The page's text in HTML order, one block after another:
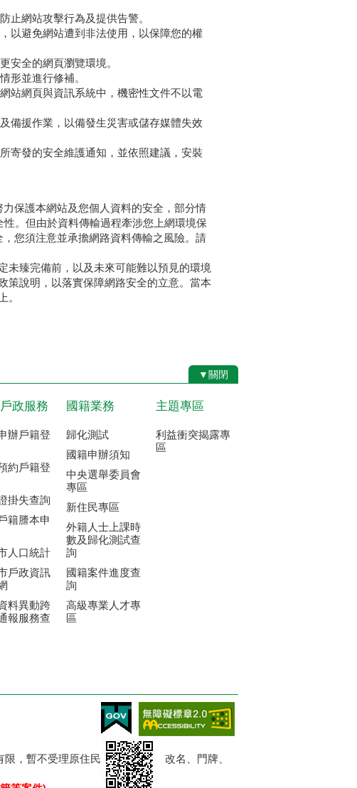
止網站攻擊行為及提供告警。
以避免網站遭到非法使用，以保障您的權
安全的網頁瀏覽環境。
形並進行修補。
站網頁與資訊系統中，機密性文件不以電
備援作業，以備發生災害或儲存媒體失效
寄發的安全維護通知，並依照建議，安裝
保護本網站及您個人資料的安全，部分情
。但由於資料傳輸過程牽涉您上網環境保
您須注意並承擔網路資料傳輸之風險。請
未臻完備前，以及未來可能難以預見的環境
策說明，以落實保障網路安全的立意。當本
。
▼關閉
政服務
辦戶籍登
約戶籍登
掛失查詢
籍謄本申
人口統計
戶政資訊
料異動跨
報服務查
國籍業務
歸化測試
國籍申辦須知
中央選舉委員會
專區
新住民專區
外籍人士上課時
數及歸化測試查
詢
國籍案件進度查
詢
高級專業人才專
區
主題專區
利益衝突揭露專
區
，暫不受理原住民業務、改姓、改名、門牌、